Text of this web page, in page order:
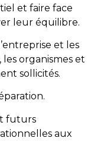
et faire face
leur équilibre.
et les
organismes et
sollicités.
futurs
aux